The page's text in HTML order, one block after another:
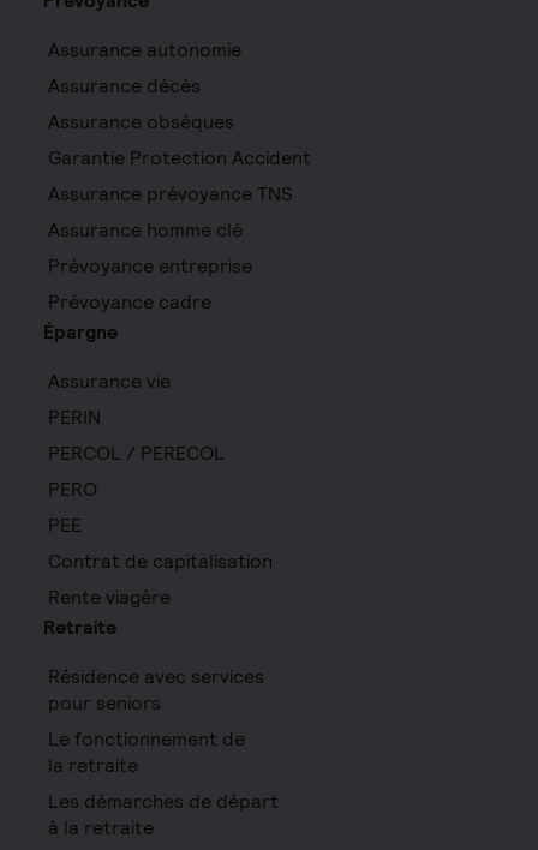
Assurance autonomie
Assurance décès
Assurance obsèques
Garantie Protection Accident
Assurance prévoyance TNS
Assurance homme clé
Prévoyance entreprise
Prévoyance cadre
Épargne
Assurance vie
PERIN
PERCOL / PERECOL
PERO
PEE
Contrat de capitalisation
Rente viagère
Retraite
Résidence avec services
pour seniors
Le fonctionnement de
la retraite
Les démarches de départ
à la retraite